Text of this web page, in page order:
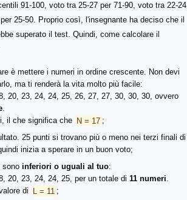
91-100, voto tra 25-27 per 71-90, voto tra 22-24
25-50. Proprio così, l'insegnante ha deciso che il
superato il test. Quindi, come calcolare il
è mettere i numeri in ordine crescente. Non devi
ma ti renderà la vita molto più facile:
20, 23, 24, 24, 25, 26, 27, 27, 30, 30, 30, ovvero
.
il che significa che N = 17 ;
25 punti si trovano più o meno nei terzi finali di
inizia a sperare in un buon voto;
sono inferiori o uguali al tuo:
20, 23, 24, 24, 25, per un totale di 11 numeri.
di L = 11 ;